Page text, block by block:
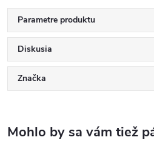
Parametre produktu
Diskusia
Značka